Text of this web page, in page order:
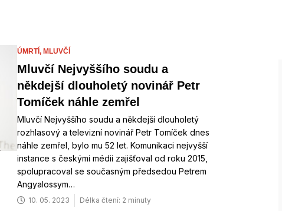
ÚMRTÍ, MLUVČÍ
Mluvčí Nejvyššího soudu a
někdejší dlouholetý novinář Petr
Tomíček náhle zemřel
Mluvčí Nejvyššího soudu a někdejší dlouholetý
rozhlasový a televizní novinář Petr Tomíček dnes
náhle zemřel, bylo mu 52 let. Komunikaci nejvyšší
instance s českými médii zajišťoval od roku 2015,
spolupracoval se současným předsedou Petrem
Angyalossym…
10. 05. 2023 Délka čtení: 2 minuty